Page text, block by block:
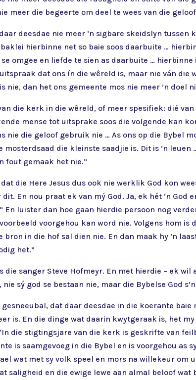
meer die begeerte om deel te wees van die
deesdae nie meer ’n sigbare skeidslyn tussen
hierbinne net so baie soos daarbuite …
omgee en liefde te sien as daarbuite … hierbinne
dat ons ín die wêreld is, maar nie ván die
dan het ons gemeente mos nie meer ’n doel
die kerk in die wêreld, of meer spesifiek: dié van
mense tot uitsprake soos die volgende kan
nie die geloof gebruik nie … As ons op die Bybel
die kleinste saadjie is. Dit is ’n
fout gemaak het nie.”
die Here Jesus dus ook nie werklik God kon
En nou praat ek van mý God. Ja, ek hét ’n
En luister dan hoe gaan hierdie persoon nog
voorgehou kan word nie. Volgens hom
in die hof sal dien nie. En dan maak hy ’n
het.”
die sanger Steve Hofmeyr. En met hierdie – ek
sý god se bestaan nie, maar die Bybelse God
dat daar deesdae in die koerante baie
is. En die dinge wat daarin kwytgeraak is, het
die stigtingsjare van die kerk is geskrifte van
is saamgevoeg in die Bybel en is voorgehou as
wat met sy volk speel en mors na willekeur om
saligheid en die ewige lewe aan almal beloof